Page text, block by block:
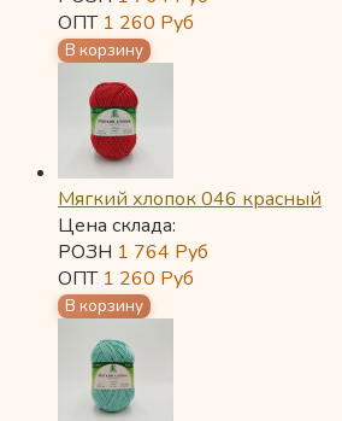
ОПТ 1 260 Руб
Мягкий хлопок 046 красный
Цена склада:
РОЗН 1 764 Руб
ОПТ 1 260 Руб